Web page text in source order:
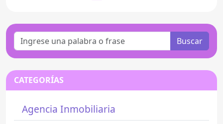
Buscar
CATEGORÍAS
Agencia Inmobiliaria